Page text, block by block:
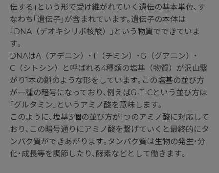
伝する｣という形で受け継がれていく遺伝の基本単位､す
なわち｢遺伝子｣が含まれています｡遺伝子の本体は
｢DNA（デオキシリボ核酸）｣という物質でできていま
す｡
DNAはA（アデニン）･T（チミン）･G（グアニン）･
C（シトシン）と呼ばれる4種類の塩基（物質）が沢山繋
がり1本の鎖のような形をしています｡この塩基の並び方
が一種の暗号になっており､例えばG-T-Cという並び方は
｢グルタミン｣というアミノ酸を意味します｡
このように､塩基3個の並び方が1つのアミノ酸に対応して
おり､この暗号通りにアミノ酸を繋げていくと最終的にタ
ンパク質ができあがります｡タンパク質は生物の発生･分
化･成長等を調節したり､酵素などとして働きます｡